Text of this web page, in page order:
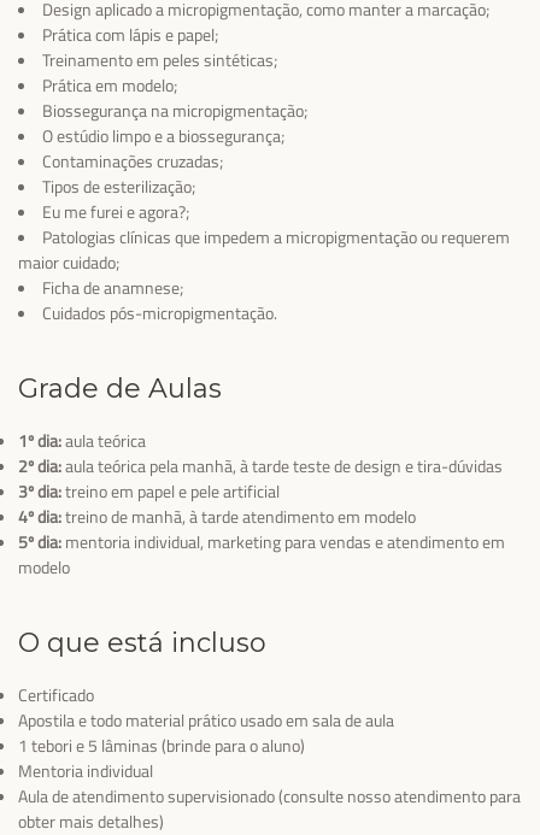
Design aplicado a micropigmentação, como manter a marcação;
Prática com lápis e papel;
Treinamento em peles sintéticas;
Prática em modelo;
Biossegurança na micropigmentação;
O estúdio limpo e a biossegurança;
Contaminações cruzadas;
Tipos de esterilização;
Eu me furei e agora?;
Patologias clínicas que impedem a micropigmentação ou requerem
maior cuidado;
Ficha de anamnese;
Cuidados pós-micropigmentação.
Grade de Aulas
1º dia:aula teórica
2º dia:aula teórica pela manhã, à tarde teste de design e tira-dúvidas
3º dia:treino em papel e pele artificial
4º dia:treino de manhã, à tarde atendimento em modelo
5º dia:mentoria individual, marketing para vendas e atendimento em
modelo
O que está incluso
Certificado
Apostila e todo material prático usado em sala de aula
1 tebori e 5 lâminas (brinde para o aluno)
Mentoria individual
Aula de atendimento supervisionado (consulte nosso atendimento para
obter mais detalhes)